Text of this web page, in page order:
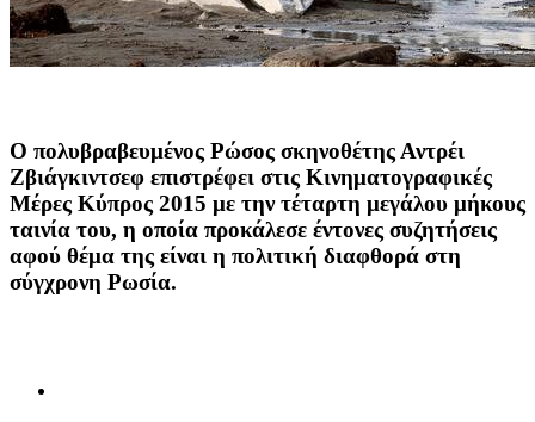
Ο πολυβραβευμένος Ρώσος σκηνοθέτης Αντρέι
Ζβιάγκιντσεφ επιστρέφει στις Κινηματογραφικές
Μέρες Κύπρος 2015 με την τέταρτη μεγάλου μήκους
ταινία του, η οποία προκάλεσε έντονες συζητήσεις
αφού θέμα της είναι η πολιτική διαφθορά στη
σύγχρονη Ρωσία.